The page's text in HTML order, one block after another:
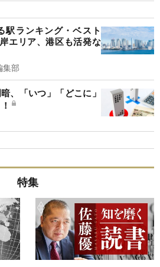
駅ランキング・ベスト
エリア、港区も活発な
集部
、「いつ」「どこに」
特集